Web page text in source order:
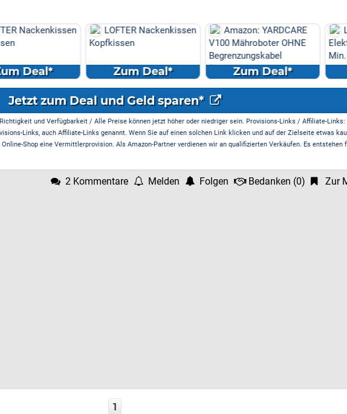
LOFTER Nackenkissen
Kopfkissen
Zum Deal*
Amazon: YARDCARE
V100 Mähroboter OHNE
(Kamera/Visi...
Zum Deal*
Laifen P3 (Nebelblau)
Elektrorasierer Bundle:
Min. Akku, USB-C ...
Zum Deal*
Jetzt zum Deal und Geld sparen*
und Verfügbarkeit / Alle Preise können jetzt höher oder niedriger sein. Provisions-Links / Affiliate-
Links, auch Affiliate-Links genannt. Wenn Sie auf einen solchen Link klicken und auf der Zielseite etwas
Shop eine Vermittlerprovision. Als Amazon-Partner verdienen wir an qualifizierten Verkäufen. Es entstehen
2 Kommentare Melden Folgen Bedanken (0) Zur
1